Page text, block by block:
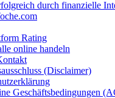
durch finanzielle
Rating
online handeln
(Disclaimer)
Geschäftsbedingungen